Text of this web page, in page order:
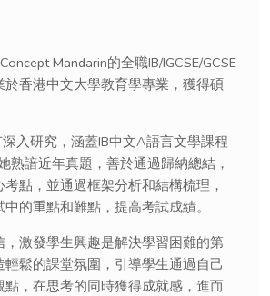
Mandarin的全職IB/IGCSE/GCSE
於香港中文大學教育學專業，獲得碩
入研究，涵蓋IB中文A語言文學課程
熟諳近年真題，善於通過歸納總結，
點，並通過框架分析和結構梳理，
的重點和難點，提高考試成績。
，激發學生興趣是解決學習困難的第
鬆的課堂氛圍，引導學生通過自己
點，在思考的同時獲得成就感，進而